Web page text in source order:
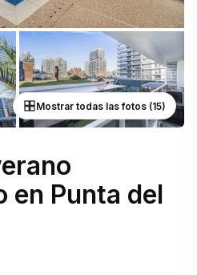
Mostrar todas las fotos (15)
en Punta del